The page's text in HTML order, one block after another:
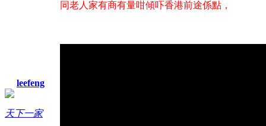
leefeng
天下一家
同老人家有商有量咁傾吓香港前途係點，